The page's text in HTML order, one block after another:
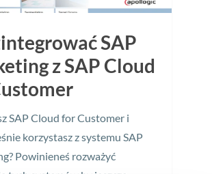
SAP
z SAP Cloud
SAP Cloud for Customer i
korzystasz z systemu SAP
Powinieneś rozważyć